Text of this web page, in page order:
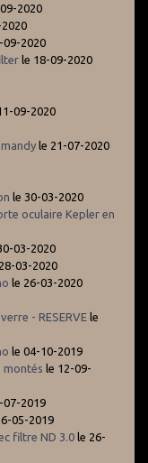
2020
09-2020
le 18-09-2020
09-2020
le 21-07-2020
le 30-03-2020
oculaire Kepler en
03-2020
03-2020
le 26-03-2020
- RESERVE le
le 04-10-2019
montés le 12-09-
07-2019
05-2019
filtre ND 3.0 le 26-